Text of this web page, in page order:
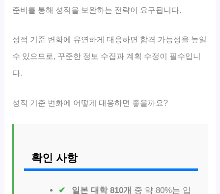
준비를 통해 성적을 보완하는 전략이 요구됩니다.
성적 기준 변화에 유연하게 대응하면 합격 가능성을 높일
수 있으므로, 꾸준한 정보 수집과 계획 수정이 필수입니
다.
성적 기준 변화에 어떻게 대응하면 좋을까요?
확인 사항
일본 대학 810개 중 약 80%는 입